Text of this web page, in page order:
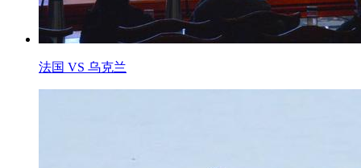
法国 VS 乌克兰